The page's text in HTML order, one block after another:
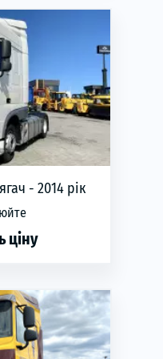
- 2014 рік
ціну